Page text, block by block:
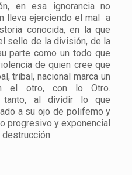
en esa ignorancia no
lleva ejerciendo el mal a
conocida, en la que
sello de la división, de la
parte como un todo que
de quien cree que
tribal, nacional marca un
el otro, con lo Otro.
tanto, al dividir lo que
a su ojo de polifemo y
progresivo y exponencial